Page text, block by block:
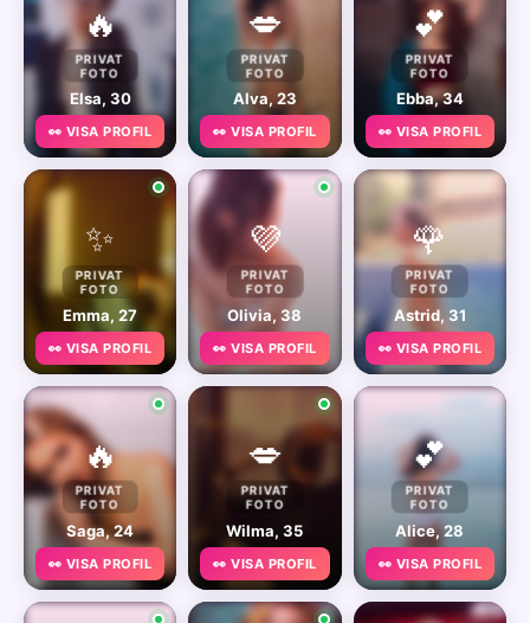
🔥
PRIVAT
FOTO
Elsa, 30
👀 VISA PROFIL
💋
PRIVAT
FOTO
Alva, 23
👀 VISA PROFIL
💕
PRIVAT
FOTO
Ebba, 34
👀 VISA PROFIL
✨
PRIVAT
FOTO
Emma, 27
👀 VISA PROFIL
💜
PRIVAT
FOTO
Olivia, 38
👀 VISA PROFIL
🌹
PRIVAT
FOTO
Astrid, 31
👀 VISA PROFIL
🔥
PRIVAT
FOTO
Saga, 24
👀 VISA PROFIL
💋
PRIVAT
FOTO
Wilma, 35
👀 VISA PROFIL
💕
PRIVAT
FOTO
Alice, 28
👀 VISA PROFIL